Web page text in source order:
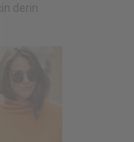
derin